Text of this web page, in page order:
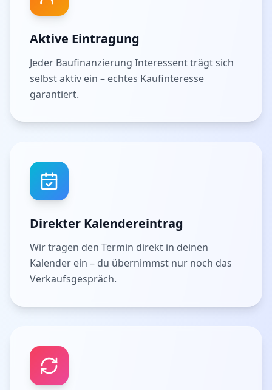
Aktive Eintragung
Jeder Baufinanzierung Interessent trägt sich
selbst aktiv ein – echtes Kaufinteresse
garantiert.
Direkter Kalendereintrag
Wir tragen den Termin direkt in deinen
Kalender ein – du übernimmst nur noch das
Verkaufsgespräch.